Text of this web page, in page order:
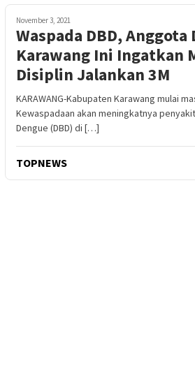
November 3, 2021
Waspada DBD, Anggota
Karawang Ini Ingatkan
Disiplin Jalankan 3M
KARAWANG-Kabupaten Karawang mulai
Kewaspadaan akan meningkatnya
Dengue (DBD) di […]
TOPNEWS